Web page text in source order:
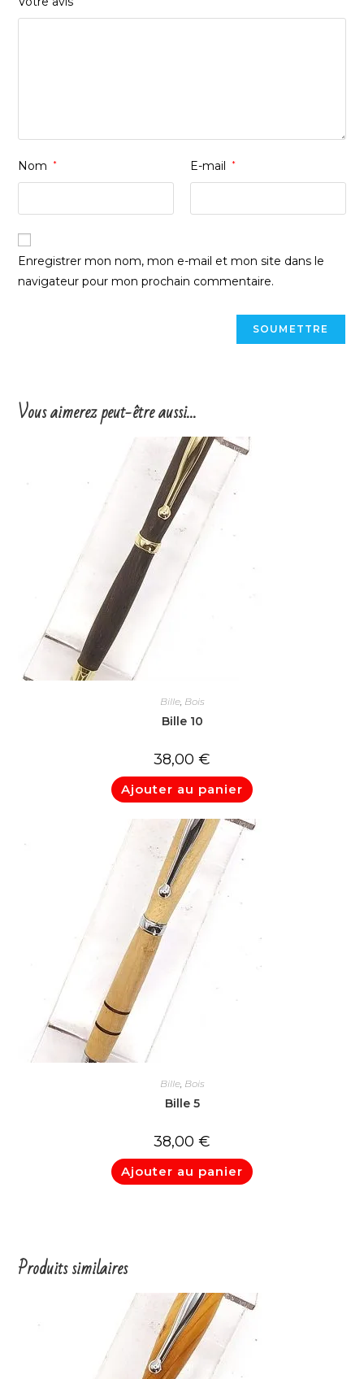
Nom * E-mail *
Enregistrer mon nom, mon e-mail et mon site dans le
navigateur pour mon prochain commentaire.
Vous aimerez peut-être aussi…
Bille, Bois
Bille 10
38,00 €
Ajouter au panier
Bille, Bois
Bille 5
38,00 €
Ajouter au panier
Produits similaires